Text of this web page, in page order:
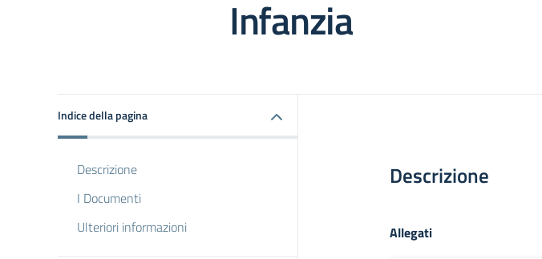
Infanzia
Indice della pagina
Descrizione
I Documenti
Ulteriori informazioni
Descrizione
Allegati